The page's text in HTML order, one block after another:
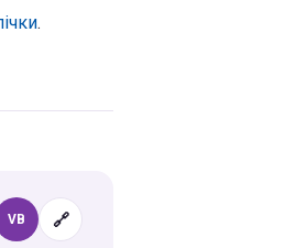
.
VB 🔗